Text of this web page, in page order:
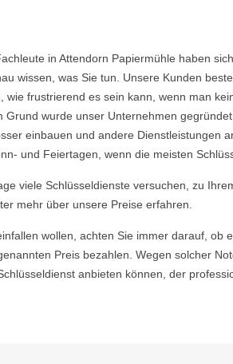
in Attendorn Papiermühle haben
wissen, was Sie tun. Unsere Kunden
wie frustrierend es sein kann, wenn man
wurde unser Unternehmen
einbauen und andere Dienstleistungen
und Feiertagen, wenn die meisten
viele Schlüsseldienste versuchen, zu
mehr über unsere Preise erfahren.
wollen, achten Sie immer darauf,
Preis bezahlen. Wegen solcher
anbieten können, der